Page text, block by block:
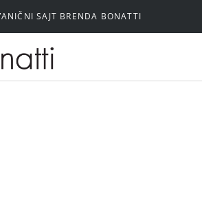
SAJT BRENDA BONATTI